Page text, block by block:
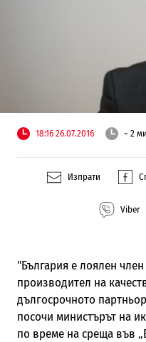
18:16 26.07.2016 ~ 2
Изпрати
Viber
"България е лоялен
производител на
дългосрочното
посочи министърът на
по време на среща във